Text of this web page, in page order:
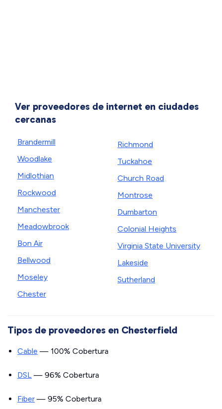
Ver proveedores de internet en ciudades
cercanas
Brandermill
Woodlake
Midlothian
Rockwood
Manchester
Meadowbrook
Bon Air
Bellwood
Moseley
Chester
Richmond
Tuckahoe
Church Road
Montrose
Dumbarton
Colonial Heights
Virginia State University
Lakeside
Sutherland
Tipos de proveedores en Chesterfield
Cable — 100% Cobertura
DSL — 96% Cobertura
Fiber — 95% Cobertura